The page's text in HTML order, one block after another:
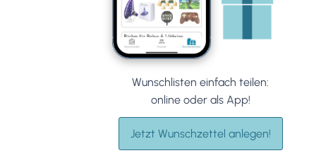
Wunschlisten einfach teilen:
online oder als App!
Jetzt Wunschzettel anlegen!